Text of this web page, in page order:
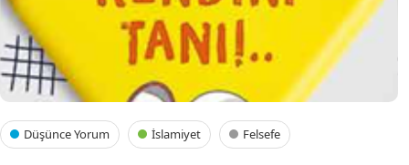
Düşünce Yorum İslamiyet Felsefe